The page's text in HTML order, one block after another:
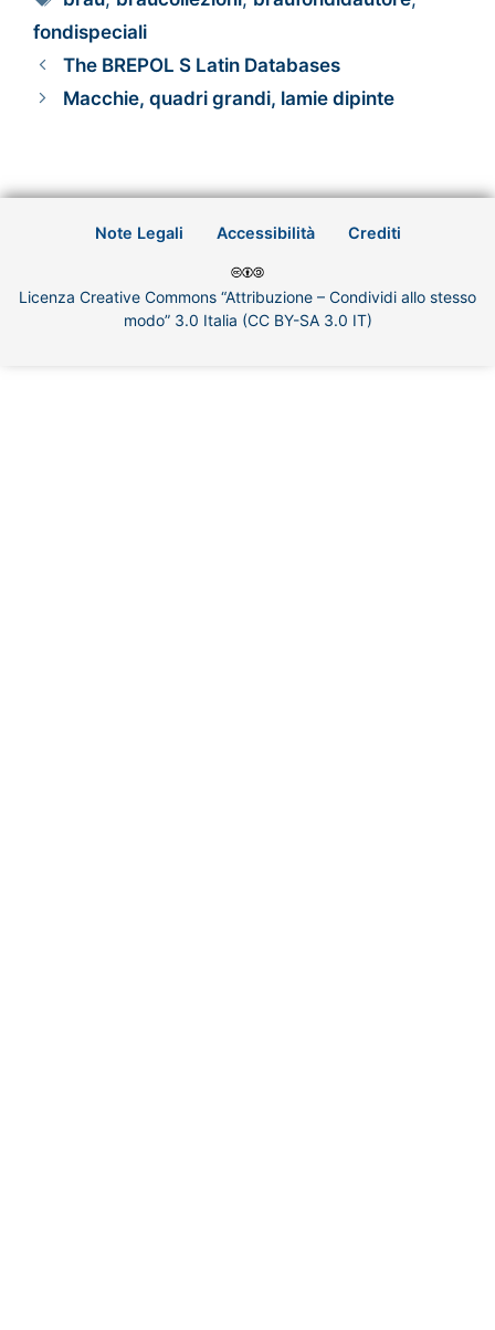
fondispeciali
The BREPOL S Latin Databases
Macchie, quadri grandi, lamie dipinte
Note Legali Accessibilità Crediti
Licenza Creative Commons “Attribuzione – Condividi allo stesso
modo” 3.0 Italia (CC BY-SA 3.0 IT)